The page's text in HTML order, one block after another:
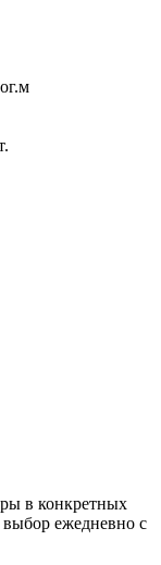
в конкретных
выбор ежедневно с